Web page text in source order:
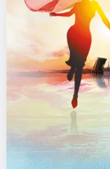
Площадки
Артисты
Рейтинги